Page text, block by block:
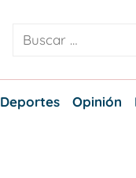
Deportes Opinión